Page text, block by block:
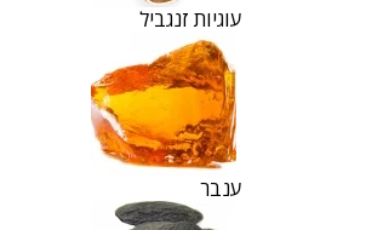
עוגיות זנגביל
ענבר